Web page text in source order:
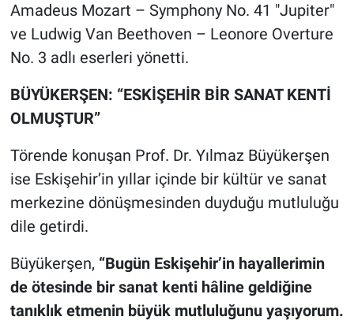
Amadeus Mozart – Symphony No. 41 "Jupiter"
ve Ludwig Van Beethoven – Leonore Overture
No. 3 adlı eserleri yönetti.
BÜYÜKERŞEN: “ESKİŞEHİR BİR SANAT KENTİ
OLMUŞTUR”
Törende konuşan Prof. Dr. Yılmaz Büyükerşen
ise Eskişehir’in yıllar içinde bir kültür ve sanat
merkezine dönüşmesinden duyduğu mutluluğu
dile getirdi.
Büyükerşen, “Bugün Eskişehir’in hayallerimin
de ötesinde bir sanat kenti hâline geldiğine
tanıklık etmenin büyük mutluluğunu yaşıyorum.